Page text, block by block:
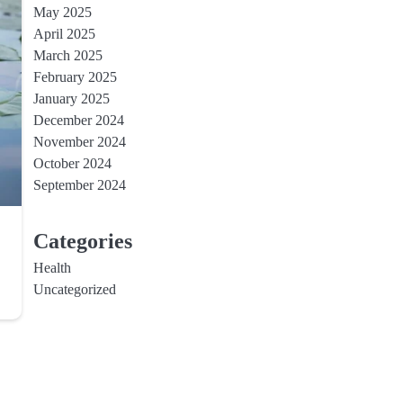
May 2025
April 2025
March 2025
February 2025
January 2025
December 2024
November 2024
October 2024
September 2024
Categories
Health
Uncategorized